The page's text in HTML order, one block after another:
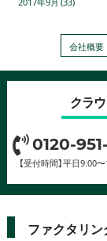
会社概要
クラ
0120-
【受付時間】平日9:00
ファクタリン